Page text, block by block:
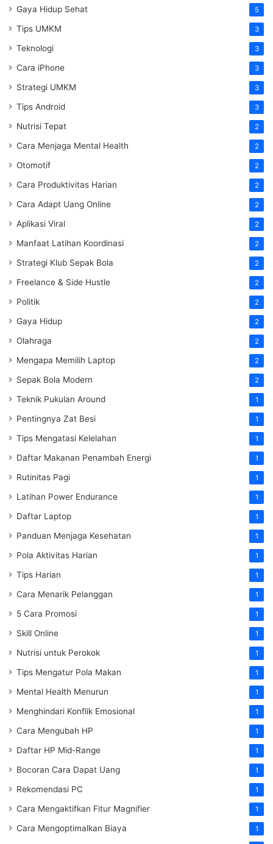
Gaya Hidup Sehat 5
Tips UMKM 3
Teknologi 3
Cara iPhone 3
Strategi UMKM 3
Tips Android 3
Nutrisi Tepat 2
Cara Menjaga Mental Health 2
Otomotif 2
Cara Produktivitas Harian 2
Cara Adapt Uang Online 2
Aplikasi Viral 2
Manfaat Latihan Koordinasi 2
Strategi Klub Sepak Bola 2
Freelance & Side Hustle 2
Politik 2
Gaya Hidup 2
Olahraga 2
Mengapa Memilih Laptop 2
Sepak Bola Modern 2
Teknik Pukulan Around 1
Pentingnya Zat Besi 1
Tips Mengatasi Kelelahan 1
Daftar Makanan Penambah Energi 1
Rutinitas Pagi 1
Latihan Power Endurance 1
Daftar Laptop 1
Panduan Menjaga Kesehatan 1
Pola Aktivitas Harian 1
Tips Harian 1
Cara Menarik Pelanggan 1
5 Cara Promosi 1
Skill Online 1
Nutrisi untuk Perokok 1
Tips Mengatur Pola Makan 1
Mental Health Menurun 1
Menghindari Konflik Emosional 1
Cara Mengubah HP 1
Daftar HP Mid-Range 1
Bocoran Cara Dapat Uang 1
Rekomendasi PC 1
Cara Mengaktifkan Fitur Magnifier 1
Cara Mengoptimalkan Biaya 1